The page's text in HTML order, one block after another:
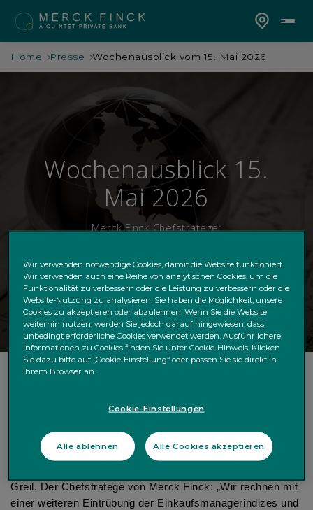
Home Presse Wochenausblick vom 15. Mai 2026
Wochenausblick 15.
Mai 2026
Merck Finck-Chefstratege:
konjunktureller Frühindikatoren an. „Solange die Straße von
Hormus nicht wirklich nachhaltig geöffnet wird, dürften die
Greil. Der Chefstratege von Merck Finck: „Wir rechnen mit
einer weiteren Eintrübung der Einkaufsmanagerindizes und
Wir verwenden notwendige Cookies, damit die Website funktioniert.
Wir verwenden auch eine Reihe von analytischen Cookies, um die
Funktionalität zu verbessern oder die Leistung zu verbessern oder die
Website-Nutzung zu analysieren. Sie haben die Möglichkeit, unsere
Cookies zu akzeptieren oder abzulehnen; Wenn Sie die Website
weiterhin nutzen, werden Sie jedoch darauf hingewiesen, dass
unbedingt erforderliche Cookies verwendet werden. Ausführlichere
Informationen zu Cookies finden Sie unter Cookie-Hinweis. Klicken
Sie dazu bitte auf „Cookie-Einstellung“ oder passen Sie sie direkt in
Ihrem Browser an.
Cookie-Einstellungen
Alle ablehnen Alle Cookies akzeptieren